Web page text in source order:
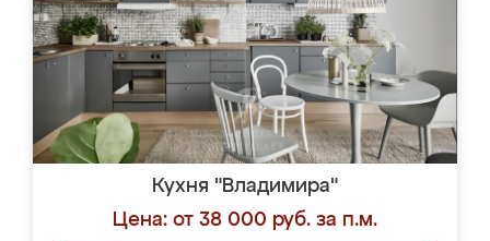
Кухня "Владимира"
Цена: от 38 000 руб. за п.м.